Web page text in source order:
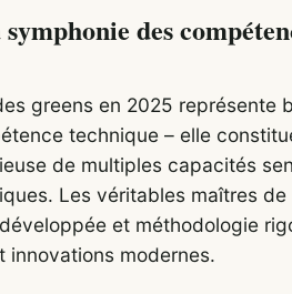
des
greens en 2025 représente
technique – elle
de multiples capacités
Les véritables maîtres
et méthodologie
innovations modernes.